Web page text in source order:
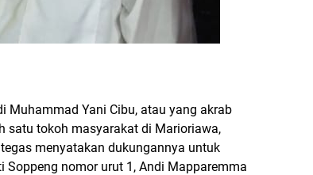
Muhammad Yani Cibu, atau yang akrab
satu tokoh masyarakat di Marioriawa,
menyatakan dukungannya untuk
Soppeng nomor urut 1, Andi Mapparemma